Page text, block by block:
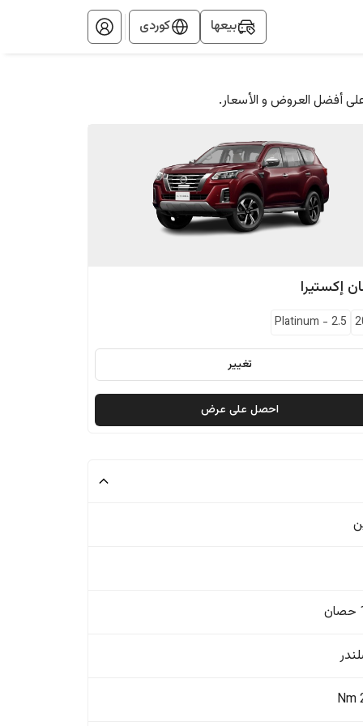
بيعها کوردی
أفضل العروض و الأسعار.
إكستيرا
Platinum - 2.5
تغيير
احصل على عرض